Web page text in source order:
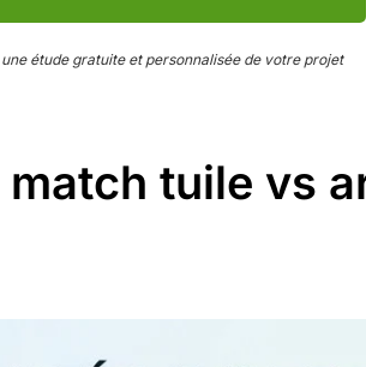
étude gratuite et personnalisée de votre projet
tuile vs